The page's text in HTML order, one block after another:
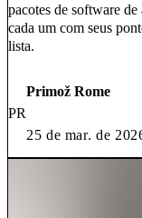
pacotes de software
cada um com seus
lista.
PR
Primož Rome
25 de mar. de